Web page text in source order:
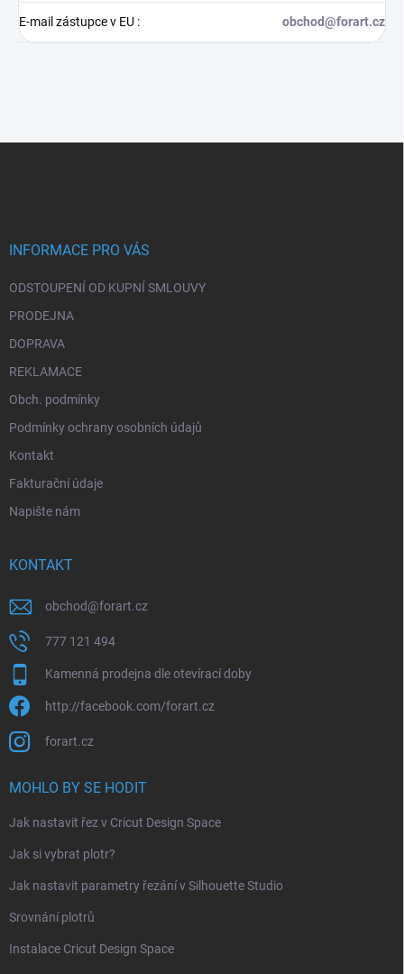
E-mail zástupce v EU : obchod@forart.cz
INFORMACE PRO VÁS
ODSTOUPENÍ OD KUPNÍ SMLOUVY
PRODEJNA
DOPRAVA
REKLAMACE
Obch. podmínky
Podmínky ochrany osobních údajů
Kontakt
Fakturační údaje
Napište nám
KONTAKT
obchod@forart.cz
777 121 494
Kamenná prodejna dle otevírací doby
http://facebook.com/forart.cz
forart.cz
MOHLO BY SE HODIT
Jak nastavit řez v Cricut Design Space
Jak si vybrat plotr?
Jak nastavit parametry řezání v Silhouette Studio
Srovnání plotrů
Instalace Cricut Design Space